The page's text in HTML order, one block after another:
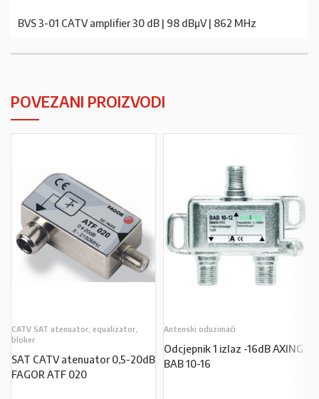
BVS 3-01 CATV amplifier 30 dB | 98 dBµV | 862 MHz
POVEZANI PROIZVODI
CATV SAT atenuator, equalizator,
bloker
SAT CATV atenuator 0,5-20dB
FAGOR ATF 020
Antenski oduzimaći
Odcjepnik 1 izlaz -16dB AXING
BAB 10-16